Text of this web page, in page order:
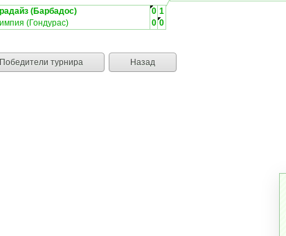
(Барбадос) 0 1
(Гондурас)
0 0
Победители турнира Назад